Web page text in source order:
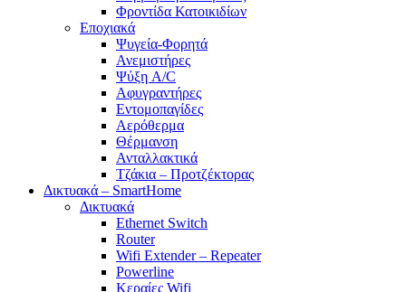
Φροντίδα Κατοικιδίων
Εποχιακά
Ψυγεία-Φορητά
Ανεμιστήρες
Ψύξη A/C
Αφυγραντήρες
Εντομοπαγίδες
Αερόθερμα
Θέρμανση
Ανταλλακτικά
Τζάκια – Προτζέκτορας
Δικτυακά – SmartHome
Δικτυακά
Ethernet Switch
Router
Wifi Extender – Repeater
Powerline
Κεραίες Wifi